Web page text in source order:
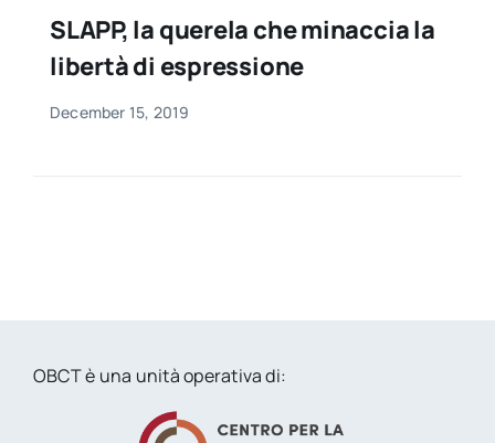
SLAPP, la querela che minaccia la
libertà di espressione
December 15, 2019
OBCT è una unità operativa di: